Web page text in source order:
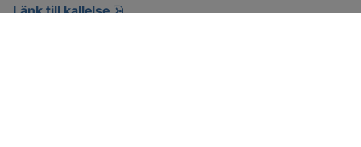
Länk till kallelse
pdf, öppnas i nytt fönster.